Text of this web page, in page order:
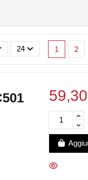
a più caro
24 1 2